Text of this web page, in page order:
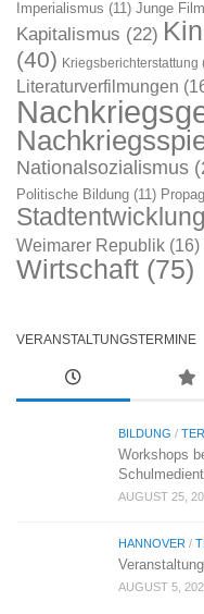
Imperialismus (11) Junge
Kapitalismus (22)
(40) Kriegsberichterstattung
Literaturverfilmungen
Nationalsozialismus
Politische Bildung (11)
Stadtentwicklung
Weimarer Republik (16)
Wirtschaft (75)
VERANSTALTUNGSTERMINE
BILDUNG /
Workshops
AUGUST 25,
HANNOVER /
AUGUST 5,